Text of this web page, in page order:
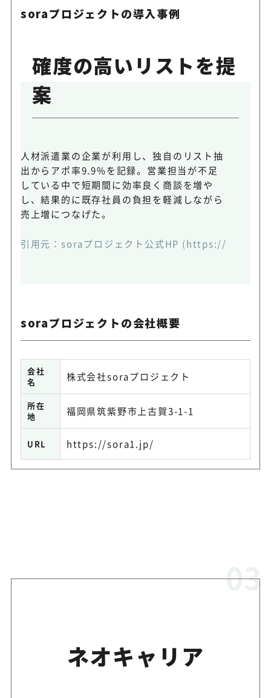
soraプロジェクトの導入事例
確度の高いリストを提
案
人材派遣業の企業が利用し、独自のリスト抽
出からアポ率9.9%を記録。営業担当が不足
している中で短期間に効率良く商談を増や
し、結果的に既存社員の負担を軽減しながら
売上増につなげた。
引用元：soraプロジェクト公式HP (https://
soraプロジェクトの会社概要
会社
名
株式会社soraプロジェクト
所在
地
福岡県筑紫野市上古賀3-1-1
URL https://sora1.jp/
ネオキャリア